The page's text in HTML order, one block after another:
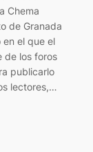
Chema
de Granada
en el que el
de los foros
publicarlo
lectores,…